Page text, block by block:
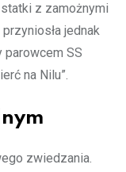
statki z zamożnymi
jednak
parowcem SS
na Nilu”.
zwiedzania.